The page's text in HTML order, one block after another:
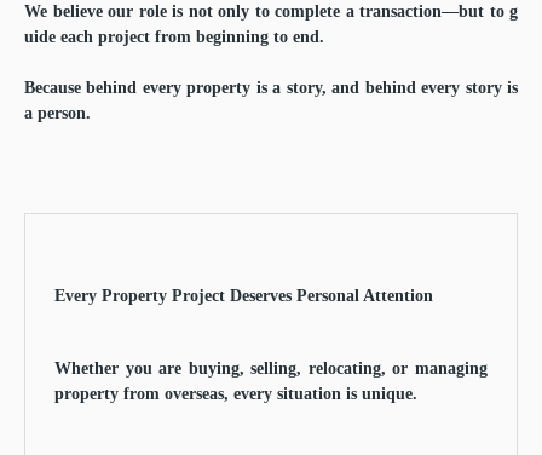
We believe our role is not only to complete a transaction—but to g
uide each project from beginning to end.
Because behind every property is a story, and behind every story is
a person.
Every Property Project Deserves Personal Attention
Whether you are buying, selling, relocating, or managing
property from overseas, every situation is unique.